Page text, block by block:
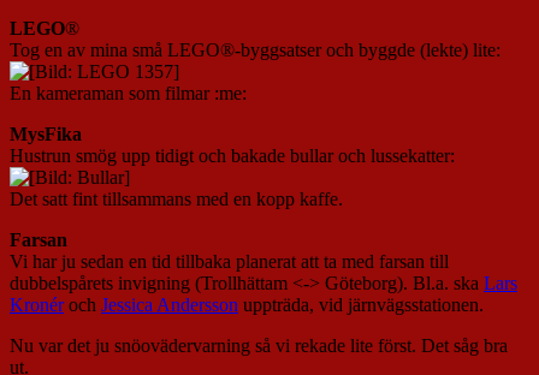
LEGO®
Tog en av mina små LEGO®-byggsatser och byggde (lekte) lite:
En kameraman som filmar :me:
MysFika
Hustrun smög upp tidigt och bakade bullar och lussekatter:
Det satt fint tillsammans med en kopp kaffe.
Farsan
Vi har ju sedan en tid tillbaka planerat att ta med farsan till
dubbelspårets invigning (Trollhättam <-> Göteborg). Bl.a. ska Lars
Kronéroch Jessica Andersson uppträda, vid järnvägsstationen.
Nu var det ju snöovädervarning så vi rekade lite först. Det såg bra
ut.